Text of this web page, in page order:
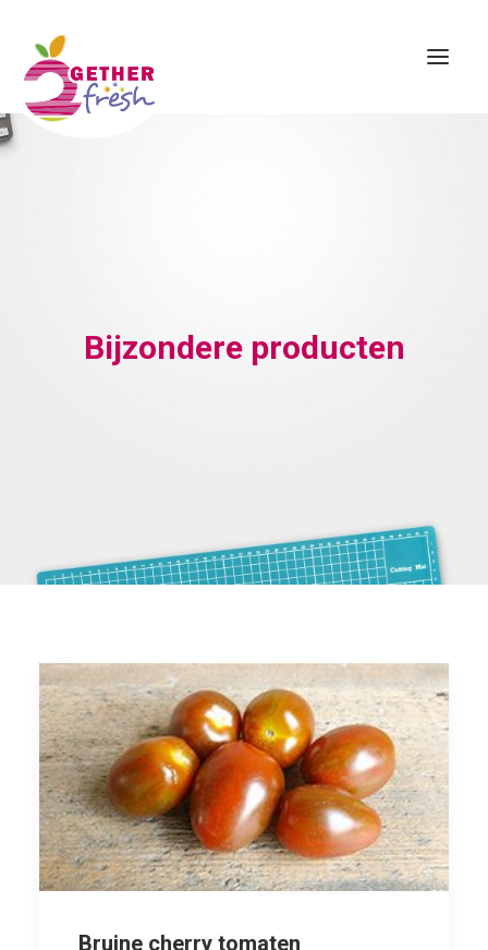
Bijzondere producten
Bruine cherry tomaten